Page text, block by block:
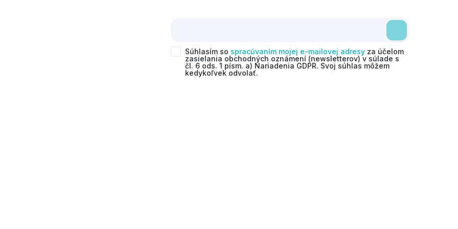
Súhlasím so spracúvaním mojej e-mailovej adresy za účelom
zasielania obchodných oznámení (newsletterov) v súlade s
čl. 6 ods. 1 písm. a) Nariadenia GDPR. Svoj súhlas môžem
kedykoľvek odvolať.